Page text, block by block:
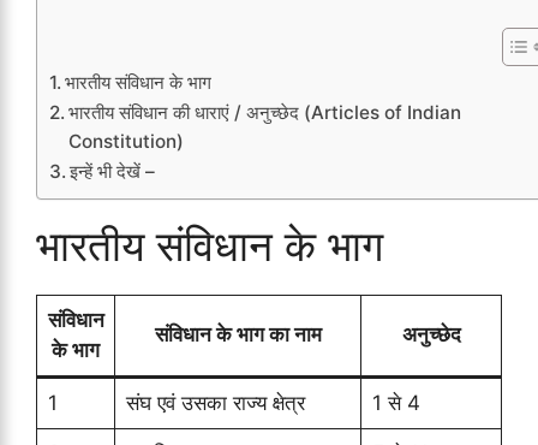
भारतीय संविधान के भाग
भारतीय संविधान की धाराएं / अनुच्छेद (Articles of Indian
Constitution)
इन्हें भी देखें –
भारतीय संविधान के भाग
संविधान
के भाग
संविधान के भाग का नाम अनुच्छेद
1 संघ एवं उसका राज्य क्षेत्र 1 से 4